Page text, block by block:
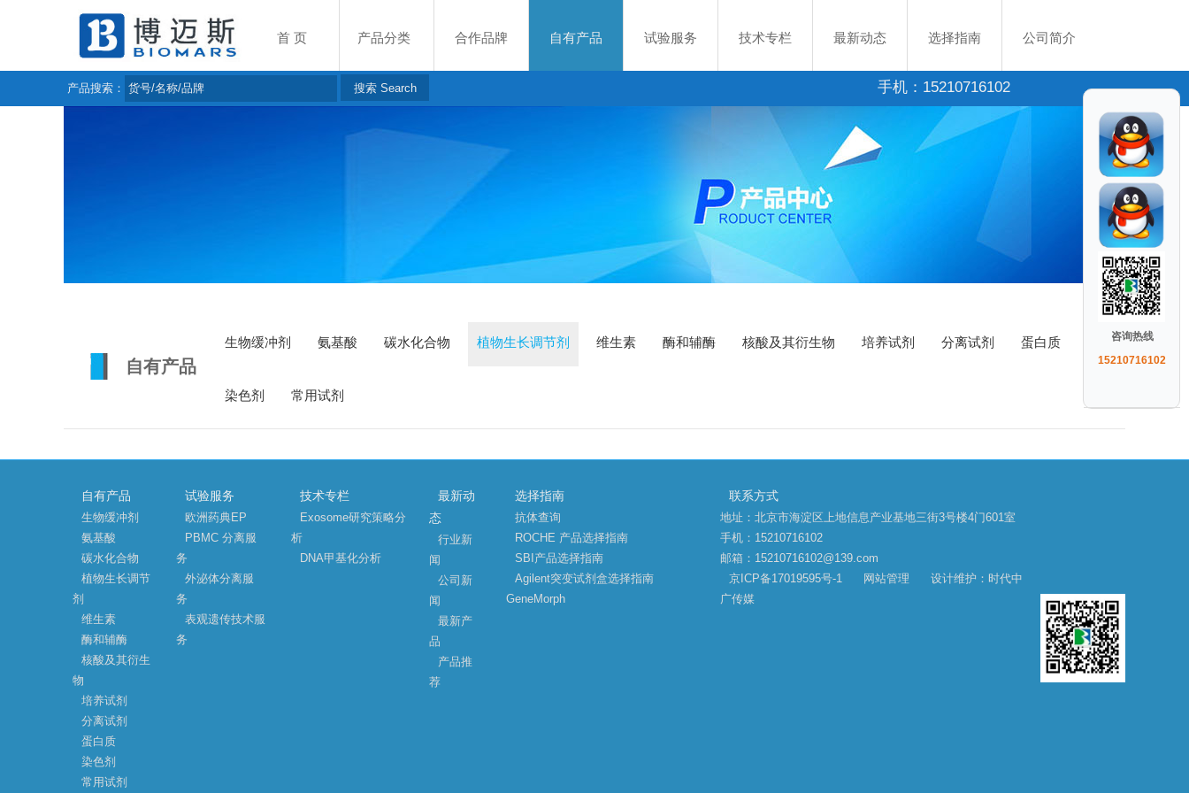
首 页 产品分类 合作品牌 自有产品 试验服务 技术专栏 最新动态 选择指南 公司简介
产品搜索： 手机：15210716102
自有产品
生物缓冲剂 氨基酸 碳水化合物 植物生长调节剂 维生素 酶和辅酶 核酸及其衍生物 培养试剂 分离试剂 蛋白质
染色剂 常用试剂
自有产品
生物缓冲剂
氨基酸
碳水化合物
植物生长调节
剂
维生素
酶和辅酶
核酸及其衍生
物
培养试剂
分离试剂
蛋白质
染色剂
常用试剂
试验服务
欧洲药典EP
PBMC 分离服
务
外泌体分离服
务
表观遗传技术服
务
技术专栏
Exosome研究策略分
析
DNA甲基化分析
最新动
态
行业新
闻
公司新
闻
最新产
品
产品推
荐
选择指南
抗体查询
ROCHE 产品选择指南
SBI产品选择指南
Agilent突变试剂盒选择指南
GeneMorph
联系方式
地址：北京市海淀区上地信息产业基地三街3号楼4门601室
手机：15210716102
邮箱：15210716102@139.com
京ICP备17019595号-1
网站管理
设计维护：时代中
广传媒
咨询热线
15210716102